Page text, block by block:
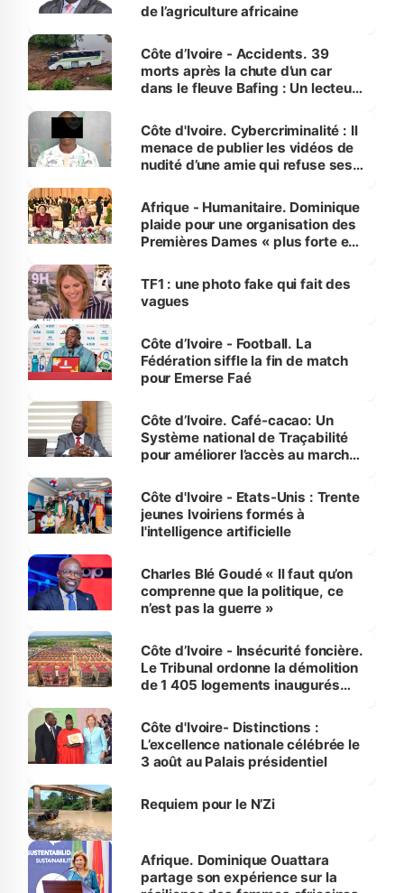
de l’agriculture africaine
Côte d’Ivoire - Accidents. 39
morts après la chute d’un car
dans le fleuve Bafing : Un lecteur
des Transports
Côte d'Ivoire. Cybercriminalité : Il
menace de publier les vidéos de
nudité d’une amie qui refuse ses
Afrique - Humanitaire. Dominique
plaide pour une organisation des
Premières Dames « plus forte et
sur la scène internationale »
TF1 : une photo fake qui fait des
vagues
Côte d’Ivoire - Football. La
Fédération siffle la fin de match
pour Emerse Faé
Côte d’Ivoire. Café-cacao: Un
Système national de Traçabilité
pour améliorer l’accès au marché
Côte d'Ivoire - Etats-Unis : Trente
jeunes Ivoiriens formés à
l'intelligence artificielle
Charles Blé Goudé « Il faut qu’on
comprenne que la politique, ce
n’est pas la guerre »
Côte d’Ivoire - Insécurité foncière.
Le Tribunal ordonne la démolition
de 1 405 logements inaugurés
Bassam
Côte d'Ivoire- Distinctions :
L’excellence nationale célébrée le
3 août au Palais présidentiel
Requiem pour le N’Zi
Afrique. Dominique Ouattara
partage son expérience sur la